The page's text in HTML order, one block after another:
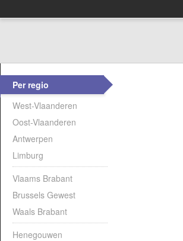
Per regio
West-Vlaanderen
Oost-Vlaanderen
Antwerpen
Limburg
Vlaams Brabant
Brussels Gewest
Waals Brabant
Henegouwen